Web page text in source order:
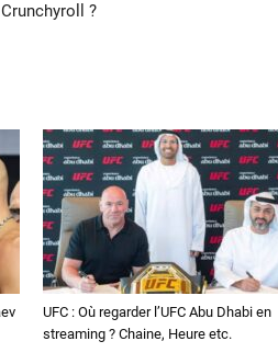
?
UFC : Où regarder l’UFC Abu Dhabi en
streaming ? Chaine, Heure etc.